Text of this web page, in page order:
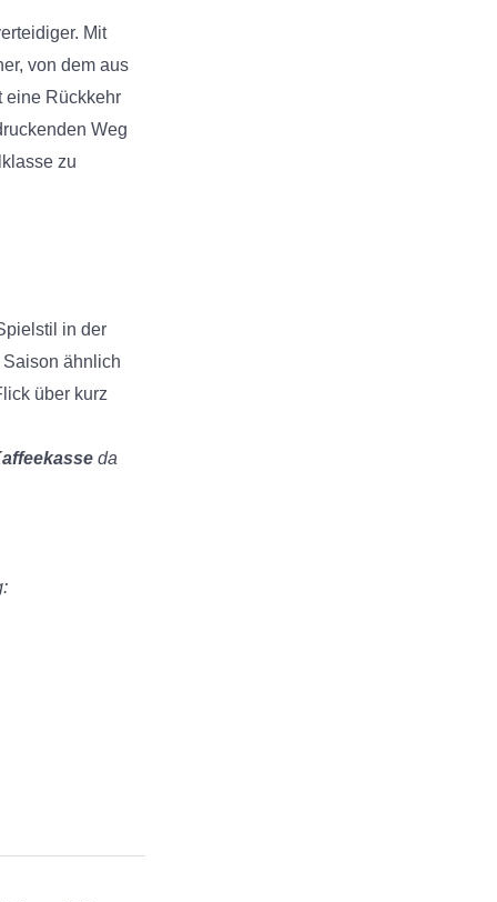
Mit
von dem aus
eine Rückkehr
Weg
zu
in der
ähnlich
über kurz
da